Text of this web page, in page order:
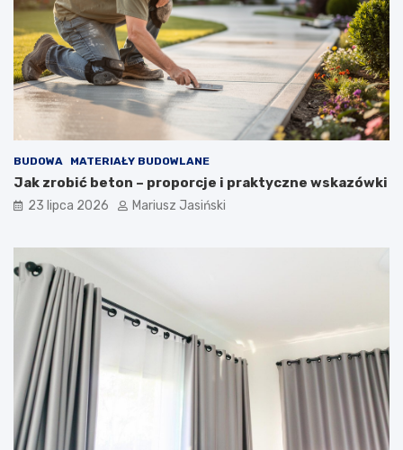
BUDOWA MATERIAŁY BUDOWLANE
Jak zrobić beton – proporcje i praktyczne wskazówki
23 lipca 2026 Mariusz Jasiński